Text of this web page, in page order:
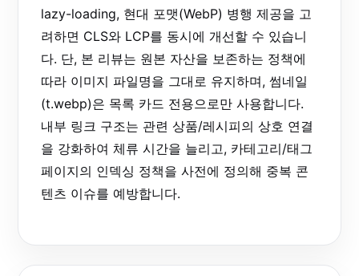
lazy-loading, 현대 포맷(WebP) 병행 제공을 고
려하면 CLS와 LCP를 동시에 개선할 수 있습니
다. 단, 본 리뷰는 원본 자산을 보존하는 정책에
따라 이미지 파일명을 그대로 유지하며, 썸네일
(t.webp)은 목록 카드 전용으로만 사용합니다.
내부 링크 구조는 관련 상품/레시피의 상호 연결
을 강화하여 체류 시간을 늘리고, 카테고리/태그
페이지의 인덱싱 정책을 사전에 정의해 중복 콘
텐츠 이슈를 예방합니다.